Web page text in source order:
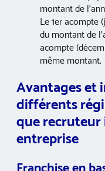
montant de
Le 1er acompte
du montant de
acompte
même montant.
Avantages et
différents
que
entreprise